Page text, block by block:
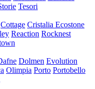
Tesori
Cottage Cristalia Ecostone
Reaction Rocknest
Dolmen Evolution
Olimpia Porto Portobello